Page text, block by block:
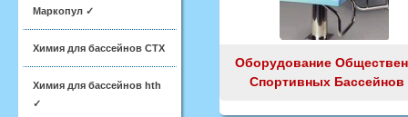
Маркопул ✓
Химия для бассейнов CTX
Химия для бассейнов hth
✓
Оборудование
Спортивных